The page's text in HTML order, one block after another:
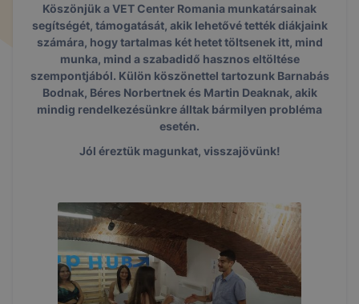
Köszönjük a VET Center Romania munkatársainak
segítségét, támogatását, akik lehetővé tették diákjaink
számára, hogy tartalmas két hetet töltsenek itt, mind
munka, mind a szabadidő hasznos eltöltése
szempontjából. Külön köszönettel tartozunk Barnabás
Bodnak, Béres Norbertnek és Martin Deaknak, akik
mindig rendelkezésünkre álltak bármilyen probléma
esetén.
Jól éreztük magunkat, visszajövünk!